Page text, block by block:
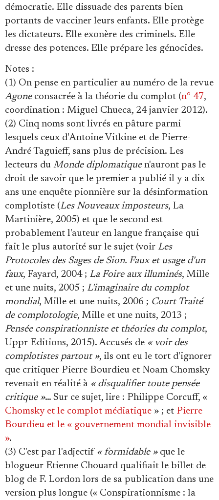
démocratie. Elle dissuade des parents bien
portants de vacciner leurs enfants. Elle protège
les dictateurs. Elle exonère des criminels. Elle
dresse des potences. Elle prépare les génocides.
Notes :
(1) On pense en particulier au numéro de la revue
Agoneconsacrée à la théorie du complot (n° 47,
coordination : Miguel Chueca, 24 janvier 2012).
(2) Cinq noms sont livrés en pâture parmi
lesquels ceux d'Antoine Vitkine et de Pierre-
André Taguieff, sans plus de précision. Les
lecteurs du Monde diplomatiquen'auront pas le
droit de savoir que le premier a publié il y a dix
ans une enquête pionnière sur la désinformation
complotiste (Les Nouveaux imposteurs, La
Martinière, 2005) et que le second est
probablement l'auteur en langue française qui
fait le plus autorité sur le sujet (voir Les
Protocoles des Sages de Sion. Faux et usage d'un
faux, Fayard, 2004 ; La Foire aux illuminés, Mille
et une nuits, 2005 ; L'imaginaire du complot
mondial, Mille et une nuits, 2006 ; Court Traité
de complotologie, Mille et une nuits, 2013 ;
Pensée conspirationniste et théories du complot,
Uppr Editions, 2015). Accusés de « voir des
complotistes partout », ils ont eu le tort d'ignorer
que critiquer Pierre Bourdieu et Noam Chomsky
revenait en réalité à « disqualifier toute pensée
critique »… Sur ce sujet, lire : Philippe Corcuff, «
Chomsky et le complot médiatique » ; et Pierre
Bourdieu et le « gouvernement mondial invisible
».
(3) C'est par l'adjectif « formidable »que le
blogueur Etienne Chouard qualifiait le billet de
blog de F. Lordon lors de sa publication dans une
version plus longue (« Conspirationnisme : la